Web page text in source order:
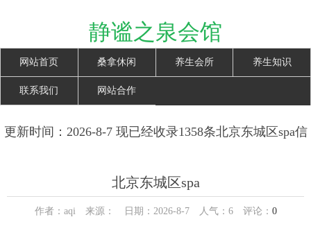
静谧之泉会馆
网站首页 桑拿休闲 养生会所 养生知识
联系我们 网站合作
更新时间：2026-8-7 现已经收录1358条北京东城区spa信
北京东城区spa
作者：aqi 来源： 日期：2026-8-7 人气： 6评论： 0